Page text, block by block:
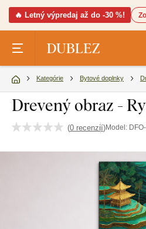
🔥 Letný výpredaj až do -30 %!
Kategórie Bytové doplnky
Drevený obraz -
(0 recenzií)Model: